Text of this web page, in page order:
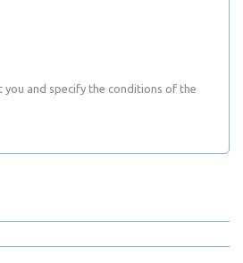
you and specify the conditions of the